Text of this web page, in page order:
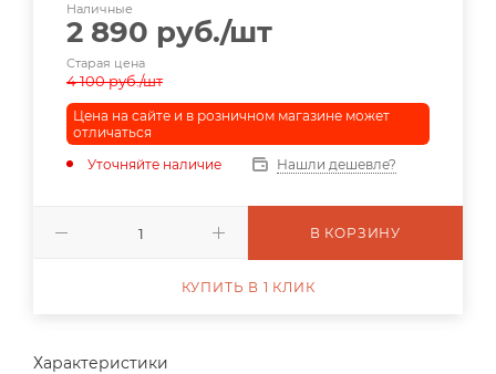
Характеристики
Наличные
2 890 руб./шт
Старая цена
4 100руб./шт
Цена на сайте и в розничном магазине может
отличаться
Уточняйте наличие
Нашли дешевле?
В КОРЗИНУ
КУПИТЬ В 1 КЛИК